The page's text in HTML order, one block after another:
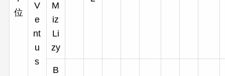
位
V
e
nt
u
s
M
iz
Li
zy
B